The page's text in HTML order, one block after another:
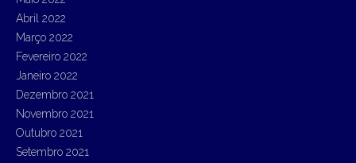
Abril 2022
Março 2022
Fevereiro 2022
Janeiro 2022
Dezembro 2021
Novembro 2021
Outubro 2021
Setembro 2021